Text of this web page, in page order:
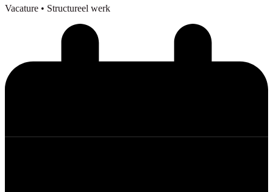
Vacature • Structureel werk